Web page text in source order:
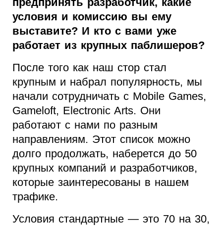
условия и комиссию вы ему
выставите? И кто с вами уже
работает из крупных паблишеров?
После того как наш стор стал
крупным и набрал популярность, мы
начали сотрудничать с Mobile Games,
Gameloft, Electronic Arts. Они
работают с нами по разным
направлениям. Этот список можно
долго продолжать, наберется до 50
крупных компаний и разработчиков,
которые заинтересованы в нашем
трафике.
Условия стандартные — это 70 на 30,